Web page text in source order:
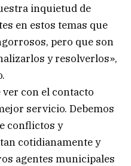
inquietud de
en estos temas que
pero que son
y resolverlos»,
con el contacto
servicio. Debemos
conflictos y
cotidianamente y
agentes municipales